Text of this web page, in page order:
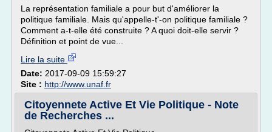
La représentation familiale a pour but d'améliorer la
politique familiale. Mais qu'appelle-t'-on politique familiale ?
Comment a-t-elle été construite ? A quoi doit-elle servir ?
Définition et point de vue...
Lire la suite
Date: 2017-09-09 15:59:27
Site : http://www.unaf.fr
Citoyennete Active Et Vie Politique - Note
de Recherches ...